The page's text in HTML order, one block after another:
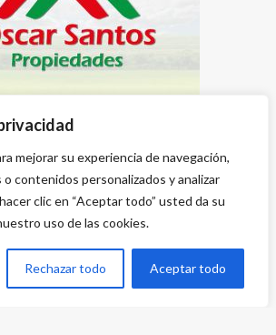
mejorar su experiencia de navegación,
contenidos personalizados y analizar
clic en “Aceptar todo” usted da su
uso de las cookies.
Rechazar todo Aceptar todo